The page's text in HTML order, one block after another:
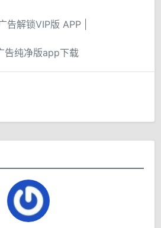
告解锁VIP版 APP |
告纯净版app下载